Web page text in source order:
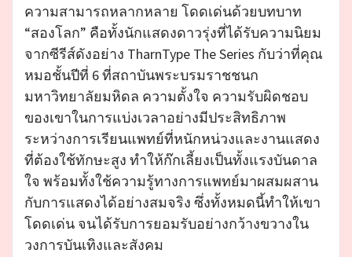
ความสามารถหลากหลาย โดดเด่นด้วยบทบาท
“สองโลก” คือทั้งนักแสดงดาวรุ่งที่ได้รับความนิยม
จากซีรีส์ดังอย่าง TharnType The Series กับว่าที่คุณ
หมอชั้นปีที่ 6 ที่สถาบันพระบรมราชชนก
มหาวิทยาลัยมหิดล ความตั้งใจ ความรับผิดชอบ
ของเขาในการแบ่งเวลาอย่างมีประสิทธิภาพ
ระหว่างการเรียนแพทย์ที่หนักหน่วงและงานแสดง
ที่ต้องใช้ทักษะสูง ทำให้ก๊กเลี้ยงเป็นทั้งแรงบันดาล
ใจ พร้อมทั้งใช้ความรู้ทางการแพทย์มาผสมผสาน
กับการแสดงได้อย่างสมจริง ซึ่งทั้งหมดนี้ทำให้เขา
โดดเด่น จนได้รับการยอมรับอย่างกว้างขวางใน
วงการบันเทิงและสังคม